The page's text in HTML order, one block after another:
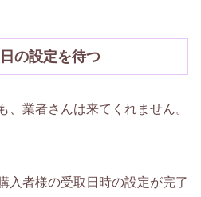
の設定を待つ
、業者さんは来てくれません。
入者様の受取日時の設定が完了